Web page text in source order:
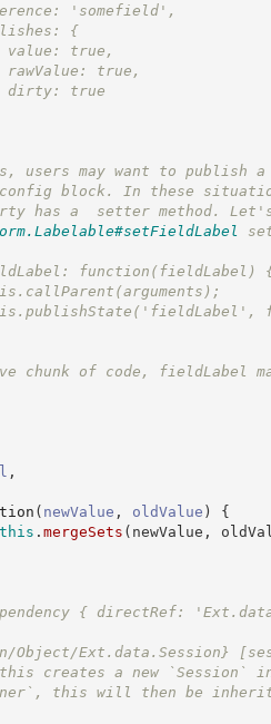
'somefield',
{
true,
true,
true
may want to publish a
block. In these
a  setter method. Let's
function(fieldLabel)
of code, fieldLabel may
,
( newValue , oldValue )
{
this . mergeSets ( newValue ,
{ directRef:
Ext.data.Session}
a new `Session`
will then be inherited